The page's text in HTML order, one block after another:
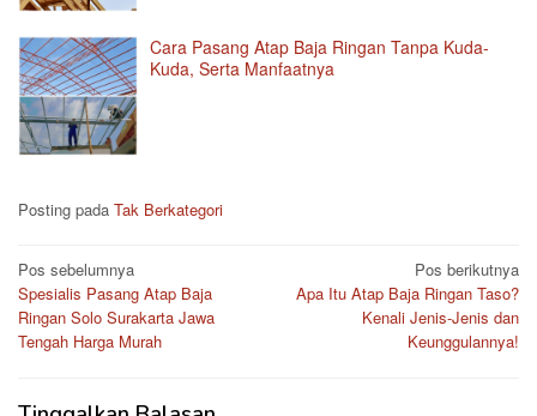
Cara Pasang Atap Baja Ringan Tanpa Kuda-
Kuda, Serta Manfaatnya
Posting pada Tak Berkategori
Navigasi
pos
Pos sebelumnya
Spesialis Pasang Atap Baja
Ringan Solo Surakarta Jawa
Tengah Harga Murah
Pos berikutnya
Apa Itu Atap Baja Ringan Taso?
Kenali Jenis-Jenis dan
Keunggulannya!